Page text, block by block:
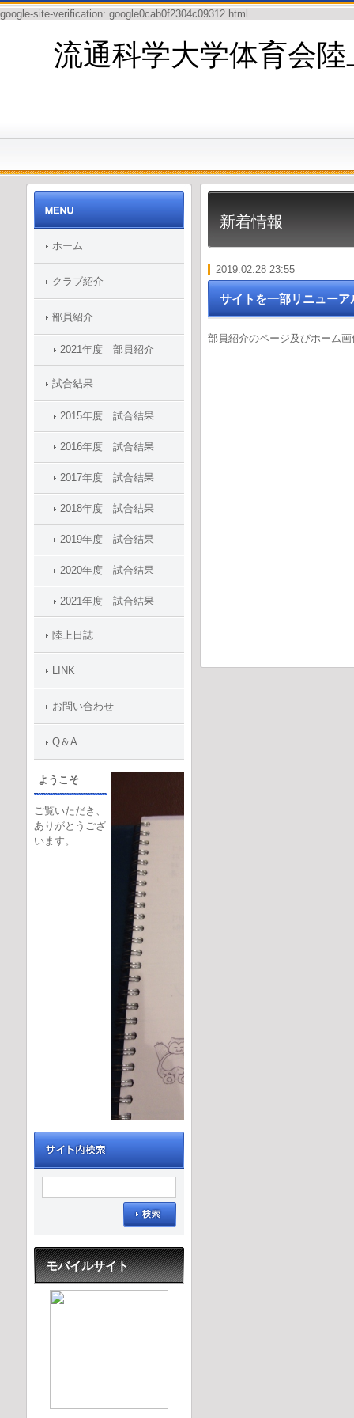
google-site-verification: google0cab0f2304c09312.html
流通科学大学体育会
新着情報
2019.02.28 23:55
サイトを一部リニューア
部員紹介のページ及びホーム
ホーム
クラブ紹介
部員紹介
2021年度 部員紹介
試合結果
2015年度 試合結果
2016年度 試合結果
2017年度 試合結果
2018年度 試合結果
2019年度 試合結果
2020年度 試合結果
2021年度 試合結果
陸上日誌
LINK
お問い合わせ
Q＆A
ようこそ
ご覧いただき、
ありがとうござ
います。
モバイルサイト